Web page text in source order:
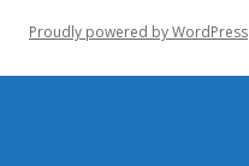
Proudly powered by WordPress